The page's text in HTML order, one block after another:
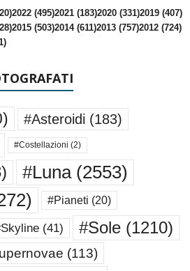
2022 (495)2021 (183)2020 (331)2019 (407)
2015 (503)2014 (611)2013 (757)2012 (724)
#Asteroidi (183)
#Costellazioni (2)
#Luna(2553)
#Pianeti (20)
(41) #Sole (1210)
(113)